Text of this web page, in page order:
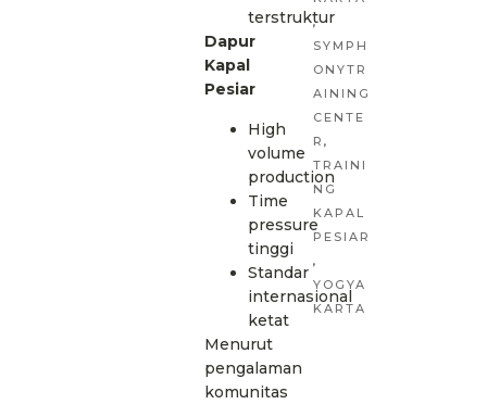
terstruktur
Dapur
Kapal
Pesiar
High
volume
production
Time
pressure
tinggi
Standar
internasional
ketat
Menurut
pengalaman
komunitas
,
SYMPH
ONYTR
AINING
CENTE
R ,
TRAINI
NG
KAPAL
PESIAR
,
YOGYA
KARTA